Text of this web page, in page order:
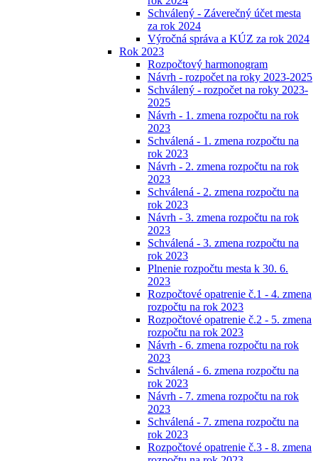
Schválený - Záverečný účet mesta
za rok 2024
Výročná správa a KÚZ za rok 2024
Rok 2023
Rozpočtový harmonogram
Návrh - rozpočet na roky 2023-2025
Schválený - rozpočet na roky 2023-
2025
Návrh - 1. zmena rozpočtu na rok
2023
Schválená - 1. zmena rozpočtu na
rok 2023
Návrh - 2. zmena rozpočtu na rok
2023
Schválená - 2. zmena rozpočtu na
rok 2023
Návrh - 3. zmena rozpočtu na rok
2023
Schválená - 3. zmena rozpočtu na
rok 2023
Plnenie rozpočtu mesta k 30. 6.
2023
Rozpočtové opatrenie č.1 - 4. zmena
rozpočtu na rok 2023
Rozpočtové opatrenie č.2 - 5. zmena
rozpočtu na rok 2023
Návrh - 6. zmena rozpočtu na rok
2023
Schválená - 6. zmena rozpočtu na
rok 2023
Návrh - 7. zmena rozpočtu na rok
2023
Schválená - 7. zmena rozpočtu na
rok 2023
Rozpočtové opatrenie č.3 - 8. zmena